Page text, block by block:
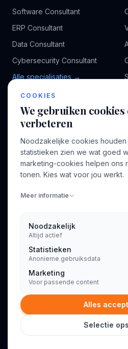
Software Consultant
ERP Consultant
Data Consultant
Cybersecurity Consultant
Alle specialisaties →
BEDRIJF
Over ons
Voor opdrachtgevers
INFORMATIE
Algemene voorwaarden
Privacyverklaring
© 2026 Consultant.nl. Alle
COOKIES
We gebruiken cookies
verbeteren
Noodzakelijke cookies
statistieken zien we wat goed
marketing-cookies helpen ons
tonen. Kies wat voor jou werkt.
Meer informatie
Noodzakelijk
Altijd actief
Statistieken
Anonieme gebruiksdata
Marketing
Voor passende content
Alles
Selectie